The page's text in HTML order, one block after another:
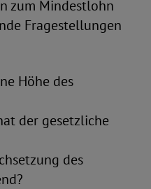
zum Mindestlohn
Fragestellungen
Höhe des
der gesetzliche
des